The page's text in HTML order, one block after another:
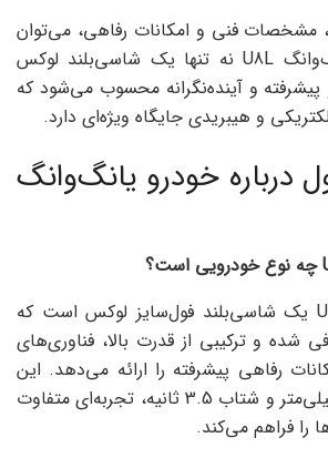
مشخصات فنی و امکانات رفاهی، می‌توان
نتیجه گرفت که یانگ‌وانگ U8L نه تنها یک شاسی‌بلند لوکس
و آینده‌نگرانه محسوب می‌شود که
و هیبریدی جایگاه ویژه‌ای دارد.
درباره خودرو یانگ‌وانگ
چه نوع خودرویی است؟
خودرو یانگ‌وانگ U8L یک شاسی‌بلند فول‌سایز لوکس است که
شده و ترکیبی از قدرت بالا، فناوری‌های
رفاهی پیشرفته را ارائه می‌دهد. این
خودرو با طول 5400 میلی‌متر و شتاب 3.5 ثانیه، تجربه‌ای متفاوت
را فراهم می‌کند.